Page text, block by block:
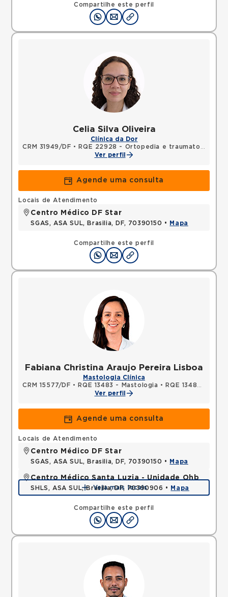
Compartilhe este perfil
Celia Silva Oliveira
Clínica da Dor
CRM 31949/DF •
RQE 22928 - Ortopedia e traumatologia
Ver perfil
Agende uma consulta
Compartilhe este perfil
Locais de Atendimento
Centro Médico DF Star
SGAS, ASA SUL, Brasilia, DF, 70390150 • Mapa
Fabiana Christina Araujo Pereira Lisboa
Mastologia Clínica
CRM 15577/DF • RQE 13483 - Mastologia •
RQE 13484 - Ginecologia e obstetrícia
Ver perfil
Agende uma consulta
Compartilhe este perfil
Locais de Atendimento
Centro Médico DF Star
SGAS, ASA SUL, Brasilia, DF, 70390150 • Mapa
Centro Médico Santa Luzia - Unidade Ohb
SHLS, ASA SUL, Brasilia, DF, 70390906 • Mapa
Veja mais locais